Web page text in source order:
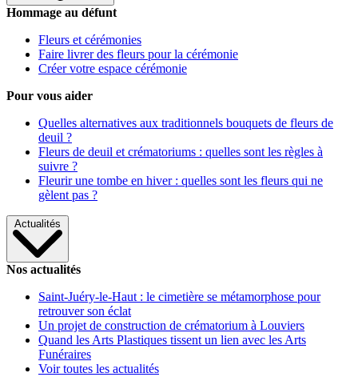
Hommage au défunt
Fleurs et cérémonies
Faire livrer des fleurs pour la cérémonie
Créer votre espace cérémonie
Pour vous aider
Quelles alternatives aux traditionnels bouquets de fleurs de
deuil ?
Fleurs de deuil et crématoriums : quelles sont les règles à
suivre ?
Fleurir une tombe en hiver : quelles sont les fleurs qui ne
gèlent pas ?
Actualités
Nos actualités
Saint-Juéry-le-Haut : le cimetière se métamorphose pour
retrouver son éclat
Un projet de construction de crématorium à Louviers
Quand les Arts Plastiques tissent un lien avec les Arts
Funéraires
Voir toutes les actualités